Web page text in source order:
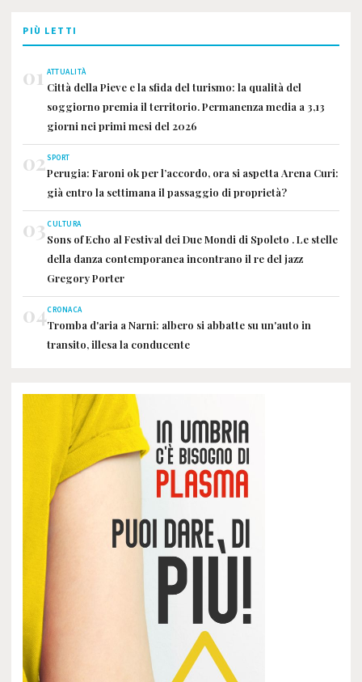
PIÙ LETTI
01 ATTUALITÀ
Città della Pieve e la sfida del turismo: la qualità del
soggiorno premia il territorio. Permanenza media a 3,13
giorni nei primi mesi del 2026
02SPORT
Perugia: Faroni ok per l’accordo, ora si aspetta Arena Curi:
già entro la settimana il passaggio di proprietà?
03CULTURA
Sons of Echo al Festival dei Due Mondi di Spoleto . Le stelle
della danza contemporanea incontrano il re del jazz
Gregory Porter
04CRONACA
Tromba d'aria a Narni: albero si abbatte su un'auto in
transito, illesa la conducente